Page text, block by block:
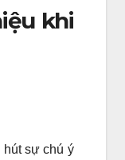
khi
hút sự chú ý